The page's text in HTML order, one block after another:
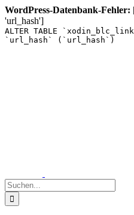
WordPress-Datenbank-Fehler:
'url_hash']
ALTER TABLE
`url_hash` (`url_hash`)
Suche
nach: